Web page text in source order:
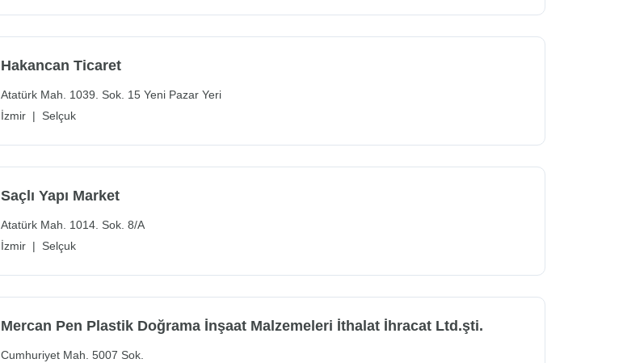
Hakancan Ticaret
Atatürk Mah. 1039. Sok. 15 Yeni Pazar Yeri
İzmir | Selçuk
Saçlı Yapı Market
Atatürk Mah. 1014. Sok. 8/A
İzmir | Selçuk
Mercan Pen Plastik Doğrama İnşaat Malzemeleri İthalat İhracat Ltd.şti.
Cumhuriyet Mah. 5007 Sok.